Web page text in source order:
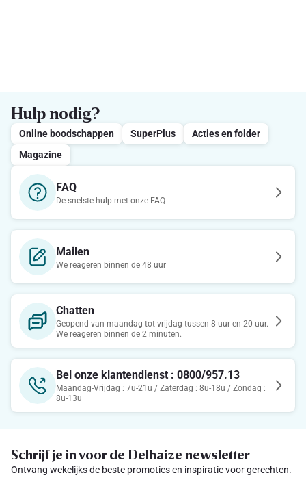
Hulp nodig?
Online boodschappen SuperPlus
Acties en folder
Magazine
FAQ
De snelste hulp met onze FAQ
Mailen
We reageren binnen de 48 uur
Chatten
Geopend van maandag tot vrijdag tussen 8 uur en 20 uur.
We reageren binnen de 2 minuten.
Bel onze klantendienst : 0800/957.13
Maandag-Vrijdag : 7u-21u / Zaterdag : 8u-18u / Zondag :
8u-13u
Schrijf je in voor de Delhaize newsletter
Ontvang wekelijks de beste promoties en inspiratie voor gerechten.